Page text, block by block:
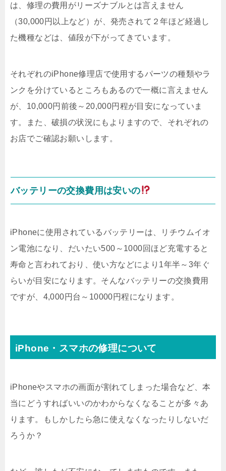
は、修理の費用がリーズナブルとは言えません
（30,000円以上など）が、発売されて２年ほど経過し
た機種などは、値段が下がってきています。
それぞれのiPhone修理店で使用するパーツの種類やラ
ンクを分けているところもあるので一概に言えません
が、10,000円前後～20,000円程が目安になっていま
す。また、破損の状況にもよりますので、それぞれの
お店でご確認お願いします。
バッテリーの交換費用は安いの
iPhoneに使用されているバッテリーは、リチウムイオ
ン電池になり、だいたい500～1000回ほど充電すると
寿命と言われており、使い方などにより1年半～3年ぐ
らいが目安になります。そんなバッテリーの交換費用
ですが、4,000円台～10000円程になります。
iPhone・スマホの修理について
iPhoneやスマホの画面が割れてしまった場合など、本
当にどうすればいいのかわからなくなることが多々あ
ります。もしかしたら急に使えなくなったりしないだ
ろうか？